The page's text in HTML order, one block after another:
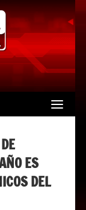
ES
DEL